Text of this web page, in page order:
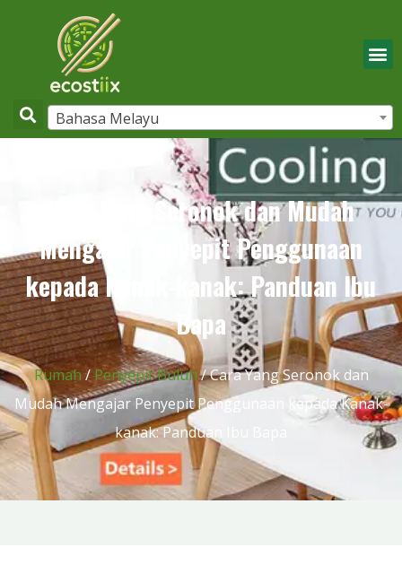
Bahasa Melayu
Cara Yang Seronok dan Mudah
Mengajar Penyepit Penggunaan
kepada Kanak-kanak: Panduan Ibu
Bapa
Rumah/Penyepit Buluh/ Cara Yang Seronok dan
Mudah Mengajar Penyepit Penggunaan kepada Kanak-
kanak: Panduan Ibu Bapa